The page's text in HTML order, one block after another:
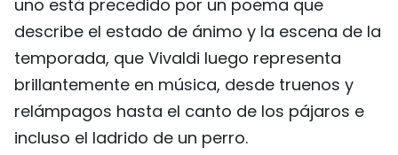
uno está precedido por un poema que
describe el estado de ánimo y la escena de la
temporada, que Vivaldi luego representa
brillantemente en música, desde truenos y
relámpagos hasta el canto de los pájaros e
incluso el ladrido de un perro.